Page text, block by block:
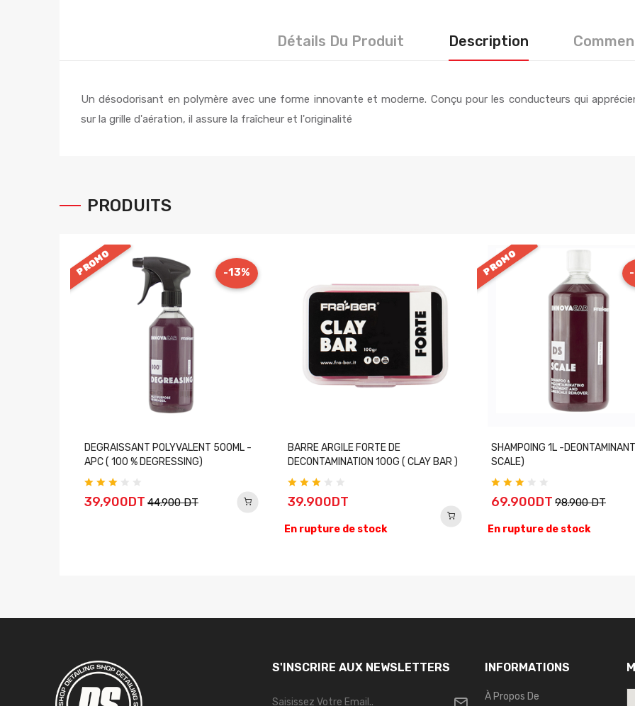
Détails Du Produit Description
Un désodorisant en polymère avec une forme innovante et moderne. Conçu pour les conducteurs qui
sur la grille d'aération, il assure la fraîcheur et l'originalité
PRODUITS
PROMO -13%
DEGRAISSANT POLYVALENT 500ML -
APC ( 100 % DEGRESSING)
39,900DT 44.900 DT
BARRE ARGILE FORTE DE
DECONTAMINATION 100G ( CLAY BAR )
39.900DT
En rupture de stock
PROMO
SHAMPOING 1L -
SCALE)
69.900DT 98.900 DT
En rupture de stock
S'INSCRIRE AUX NEWSLETTERS INFORMATIONS
À Propos De